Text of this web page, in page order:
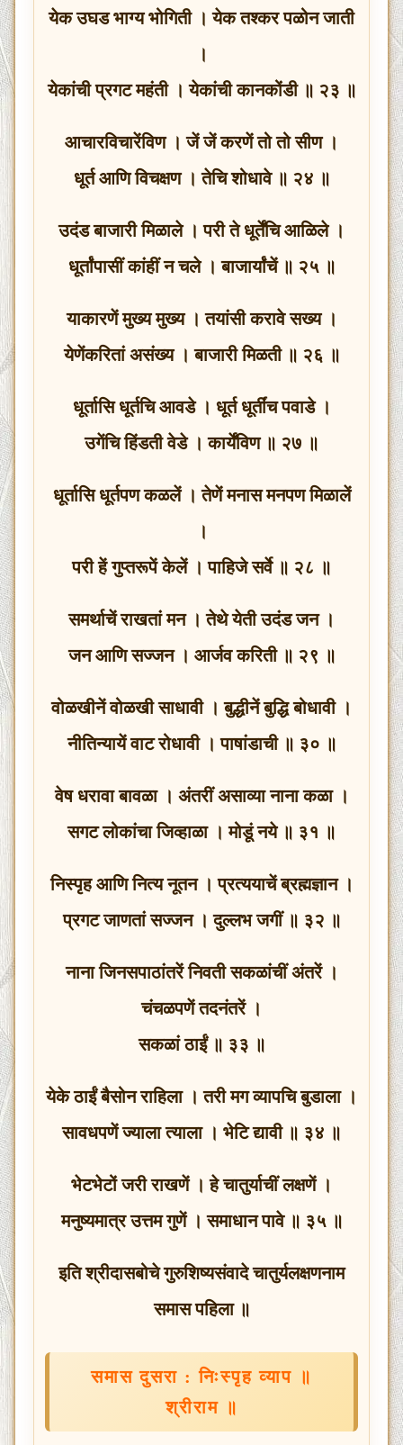
येक उघड भाग्य भोगिती । येक तश्कर पळोन जाती
।
येकांची प्रगट महंती । येकांची कानकोंडी ॥ २३ ॥
आचारविचारेंविण । जें जें करणें तो तो सीण ।
धूर्त आणि विचक्षण । तेचि शोधावे ॥ २४ ॥
उदंड बाजारी मिळाले । परी ते धूर्तेंचि आळिले ।
धूर्तांपासीं कांहीं न चले । बाजार्यांचें ॥ २५ ॥
याकारणें मुख्य मुख्य । तयांसी करावे सख्य ।
येणेंकरितां असंख्य । बाजारी मिळती ॥ २६ ॥
धूर्तासि धूर्तचि आवडे । धूर्त धूर्तींच पवाडे ।
उगेंचि हिंडती वेडे । कार्येंविण ॥ २७ ॥
धूर्तासि धूर्तपण कळलें । तेणें मनास मनपण मिळालें
।
परी हें गुप्तरूपें केलें । पाहिजे सर्वे ॥ २८ ॥
समर्थाचें राखतां मन । तेथे येती उदंड जन ।
जन आणि सज्जन । आर्जव करिती ॥ २९ ॥
वोळखीनें वोळखी साधावी । बुद्धीनें बुद्धि बोधावी ।
नीतिन्यायें वाट रोधावी । पाषांडाची ॥ ३० ॥
वेष धरावा बावळा । अंतरीं असाव्या नाना कळा ।
सगट लोकांचा जिव्हाळा । मोडूं नये ॥ ३१ ॥
निस्पृह आणि नित्य नूतन । प्रत्ययाचें ब्रह्मज्ञान ।
प्रगट जाणतां सज्जन । दुल्लभ जगीं ॥ ३२ ॥
नाना जिनसपाठांतरें निवती सकळांचीं अंतरें ।
चंचळपणें तदनंतरें ।
सकळां ठाईं ॥ ३३ ॥
येके ठाईं बैसोन राहिला । तरी मग व्यापचि बुडाला ।
सावधपणें ज्याला त्याला । भेटि द्यावी ॥ ३४ ॥
भेटभेटों जरी राखणें । हे चातुर्याचीं लक्षणें ।
मनुष्यमात्र उत्तम गुणें । समाधान पावे ॥ ३५ ॥
इति श्रीदासबोचे गुरुशिष्यसंवादे चातुर्यलक्षणनाम
समास पहिला ॥
समास दुसरा :निःस्पृह व्याप ॥
श्रीराम ॥